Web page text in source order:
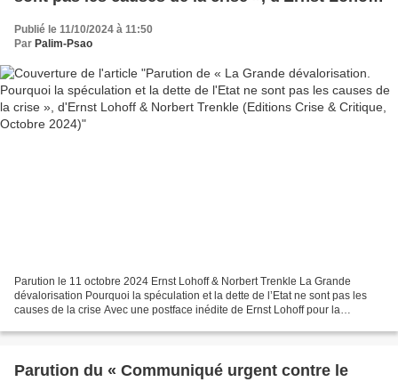
Octobre 2024)
Publié le 11/10/2024 à 11:50
Par Palim-Psao
Parution le 11 octobre 2024 Ernst Lohoff & Norbert Trenkle La Grande
dévalorisation Pourquoi la spéculation et la dette de l’Etat ne sont pas les
causes de la crise Avec une postface inédite de Ernst Lohoff pour la
Parution du « Communiqué urgent contre le